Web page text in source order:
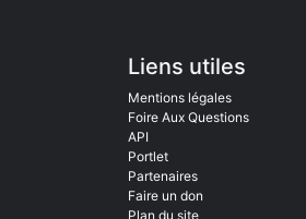
Liens utiles
Mentions légales
Foire Aux Questions
API
Portlet
Partenaires
Faire un don
Plan du site